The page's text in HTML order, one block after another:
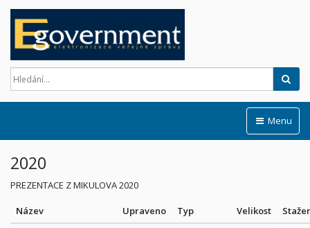
Menu
2020
PREZENTACE Z MIKULOVA 2020
Název Upraveno Typ Velikost